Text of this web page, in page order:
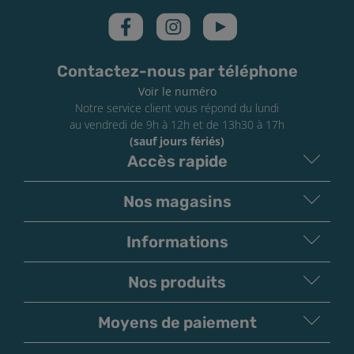
Contactez-nous par téléphone
Voir le numéro
Notre service client vous répond du lundi
au vendredi de 9h à 12h et de 13h30 à 17h
(sauf jours fériés)
Accès rapide
Nos magasins
Informations
Nos produits
Moyens de paiement